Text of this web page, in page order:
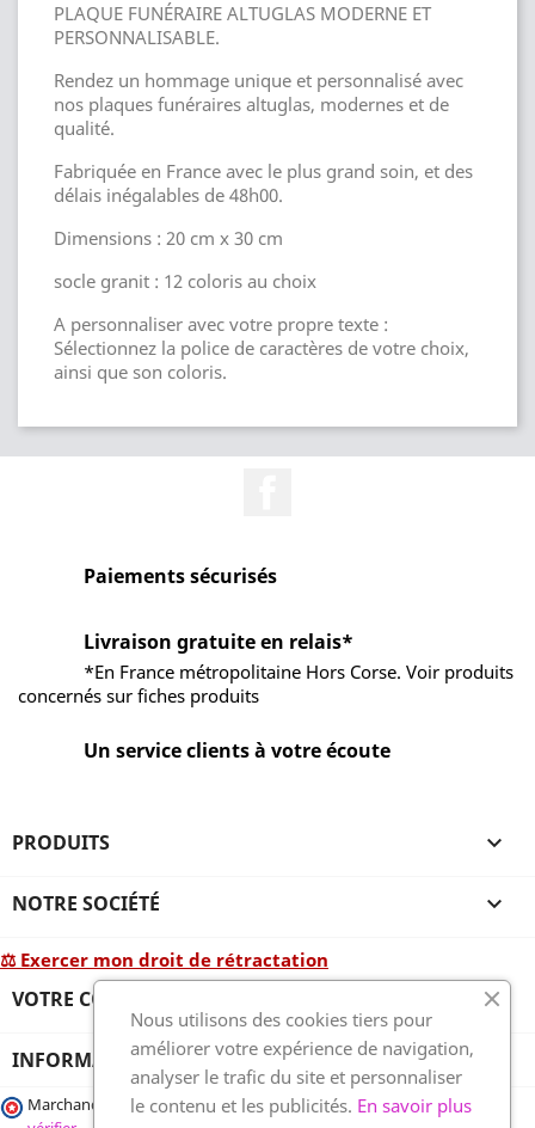
PLAQUE FUNÉRAIRE ALTUGLAS MODERNE ET
PERSONNALISABLE.
Rendez un hommage unique et personnalisé avec
nos plaques funéraires altuglas, modernes et de
qualité.
Fabriquée en France avec le plus grand soin, et des
délais inégalables de 48h00.
Dimensions : 20 cm x 30 cm
socle granit : 12 coloris au choix
A personnaliser avec votre propre texte :
Sélectionnez la police de caractères de votre choix,
ainsi que son coloris.
Paiements sécurisés
Livraison gratuite en relais*
*En France métropolitaine Hors Corse. Voir produits
concernés sur fiches produits
Un service clients à votre écoute
PRODUITS 
NOTRE SOCIÉTÉ 
⚖ Exercer mon droit de rétractation
VOTRE COMPTE 
INFORMATIONS
Marchand approuvé par la Société des Avis Garantis,cliquez ici pour
Nous utilisons des cookies tiers pour
améliorer votre expérience de navigation,
analyser le trafic du site et personnaliser
le contenu et les publicités. En savoir plus